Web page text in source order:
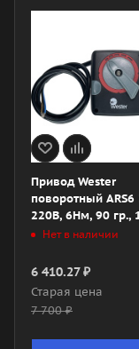
Привод Wester
поворотный ARS6
220В, 6Нм, 90 гр.,
Нет в наличии
6 410.27₽
Старая цена
7 700₽